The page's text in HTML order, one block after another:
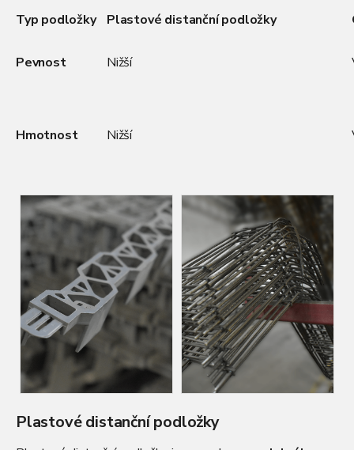
Typ podložky Plastové distanční podložky
Pevnost Nižší
Hmotnost Nižší
Plastové distanční podložky